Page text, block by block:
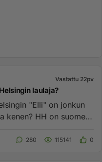
Vastattu 22pv
laulaja?
"Elli" on jonkun
kenen? HH on suomen
280 115141 0